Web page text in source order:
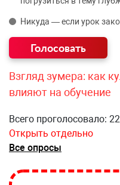
Никуда — если урок
Взгляд зумера: как
влияют на обучение
Всего проголосовало:
Открыть отдельно
Все опросы